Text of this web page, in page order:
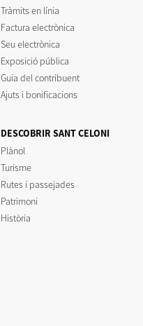
Tràmits en línia
Factura electrònica
Seu electrònica
Exposició pública
Guia del contribuent
Ajuts i bonificacions
DESCOBRIR SANT CELONI
Plànol
Turisme
Rutes i passejades
Patrimoni
Història